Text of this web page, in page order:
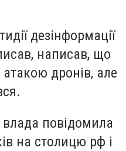
дезінформації
написав, що
дронів, але
повідомила
на столицю рф і